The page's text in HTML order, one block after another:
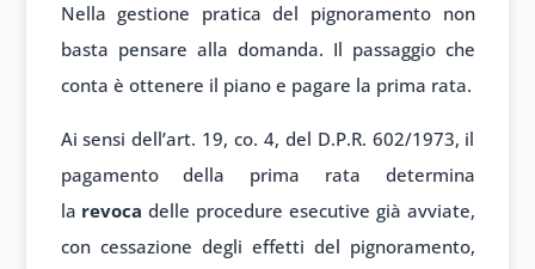
Nella gestione pratica del pignoramento non
basta pensare alla domanda. Il passaggio che
conta è ottenere il piano e pagare la prima rata.
Ai sensi dell’art. 19, co. 4, del D.P.R. 602/1973, il
pagamento della prima rata determina
la revoca delle procedure esecutive già avviate,
con cessazione degli effetti del pignoramento,